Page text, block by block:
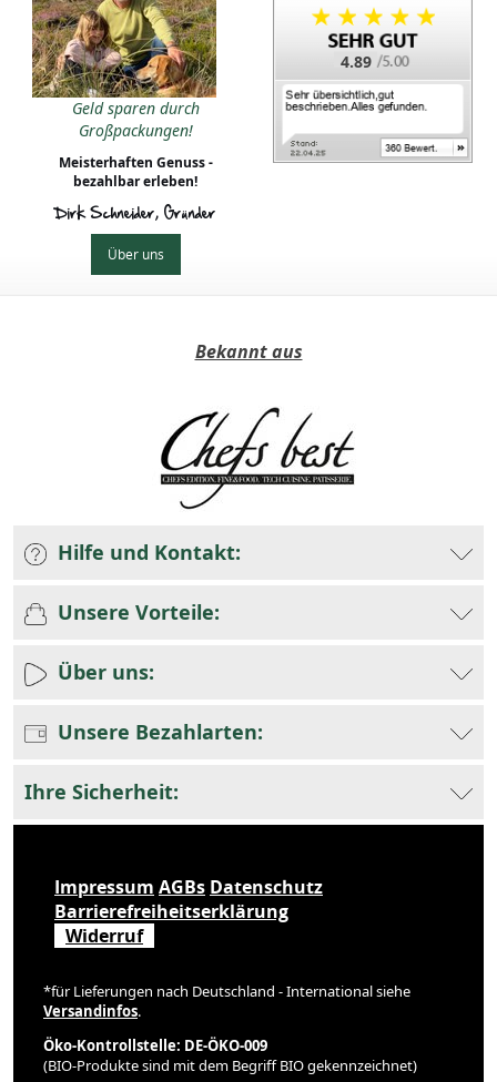
Geld sparen durch
Großpackungen!
Meisterhaften Genuss -
bezahlbar erleben!
Dirk Schneider, Gründer
Über uns
4.89
Bekannt aus
Hilfe und Kontakt:
Unsere Vorteile:
Über uns:
Unsere Bezahlarten:
Ihre Sicherheit:
Impressum AGBs Datenschutz
Barrierefreiheitserklärung
Widerruf
*für Lieferungen nach Deutschland - International siehe
Versandinfos.
Öko-Kontrollstelle: DE-ÖKO-009
(BIO-Produkte sind mit dem Begriff BIO gekennzeichnet)